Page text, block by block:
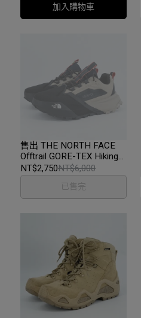
加入購物車
售出 THE NORTH FACE
Offtrail GORE-TEX Hiking
Shoes 24.5cm 卡其黑
NF0A8ADY
NT$2,750NT$6,000
已售完